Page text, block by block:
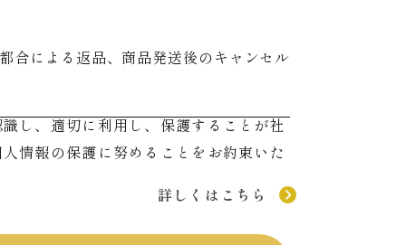
合による返品、商品発送後のキャンセル
し、適切に利用し、保護することが社
情報の保護に努めることをお約束いた
詳しくはこちら